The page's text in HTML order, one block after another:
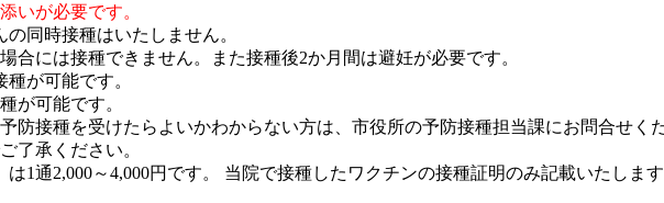
いが必要です。
同時接種はいたしません。
には接種できません。また接種後2か月間は避妊が必要です。
が可能です。
が可能です。
防接種を受けたらよいかわからない方は、市役所の予防接種担当課にお問合せくだ
了承ください。
1通2,000～4,000円です。 当院で接種したワクチンの接種証明のみ記載いたしま